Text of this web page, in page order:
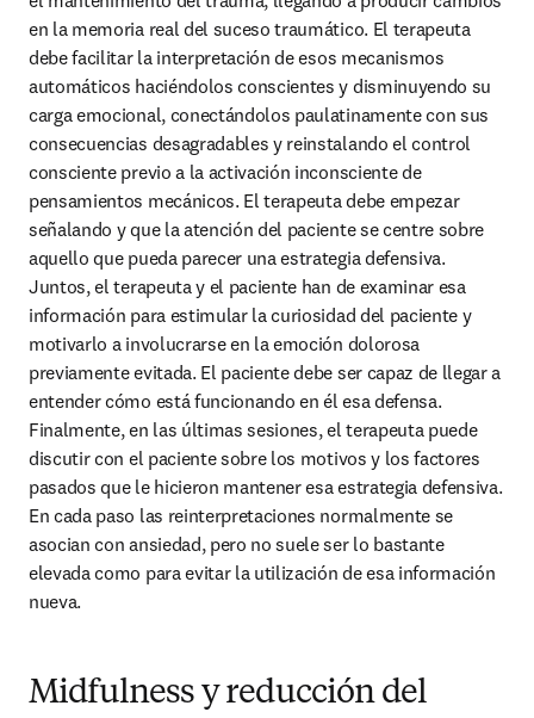
en la memoria real del suceso traumático. El terapeuta
debe facilitar la interpretación de esos mecanismos
automáticos haciéndolos conscientes y disminuyendo su
carga emocional, conectándolos paulatinamente con sus
consecuencias desagradables y reinstalando el control
consciente previo a la activación inconsciente de
pensamientos mecánicos. El terapeuta debe empezar
señalando y que la atención del paciente se centre sobre
aquello que pueda parecer una estrategia defensiva.
Juntos, el terapeuta y el paciente han de examinar esa
información para estimular la curiosidad del paciente y
motivarlo a involucrarse en la emoción dolorosa
previamente evitada. El paciente debe ser capaz de llegar a
entender cómo está funcionando en él esa defensa.
Finalmente, en las últimas sesiones, el terapeuta puede
discutir con el paciente sobre los motivos y los factores
pasados que le hicieron mantener esa estrategia defensiva.
En cada paso las reinterpretaciones normalmente se
asocian con ansiedad, pero no suele ser lo bastante
elevada como para evitar la utilización de esa información
nueva.
Midfulness y reducción del